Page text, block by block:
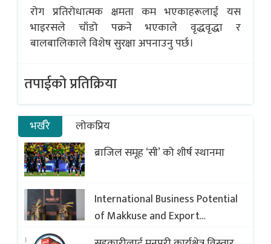
रोग प्रतिरोधात्मक क्षमता कम भएकाहरूलाई यस
भाइरसले चाँडो पक्रने भएकाले वृद्धवृद्धा र
बालबालिकाले विशेष सुरक्षा अपनाउनु पर्छ।
तपाईको प्रतिक्रिया
भर्खरै
लोकप्रिय
ब्राजिल समूह ‘सी’ को शीर्ष स्थानमा
International Business Potential
of Makkuse and Export
Opportunities of Nepali Sweets